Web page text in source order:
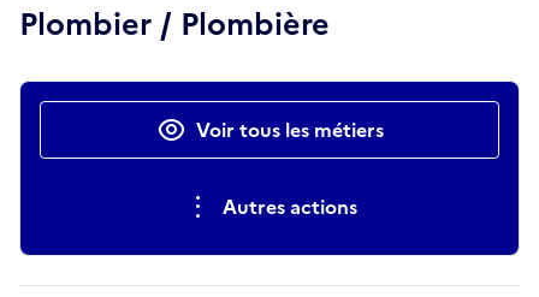
Plombier / Plombière
Actions rapidesVoir tous les métiers
Autres actions